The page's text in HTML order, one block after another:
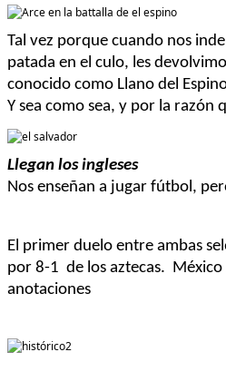
Tal vez porque cuando nos
patada en el culo, les
conocido como Llano del
Y sea como sea, y por la razón
Llegan los ingleses
Nos enseñan a jugar fútbol,
El primer duelo entre ambas
por 8-1 de los aztecas. México
anotaciones